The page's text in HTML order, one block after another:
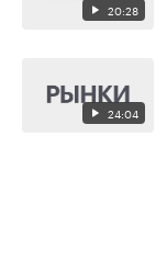
20:28
24:04